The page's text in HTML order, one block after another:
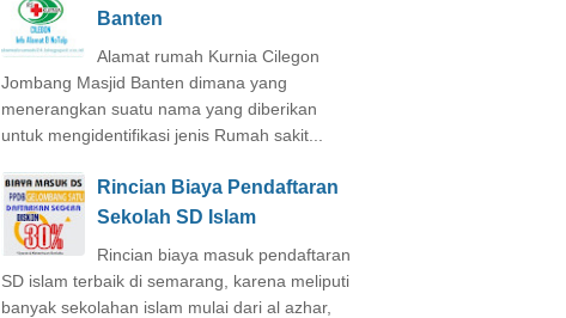
Banten
Alamat rumah Kurnia Cilegon
Jombang Masjid Banten dimana yang
menerangkan suatu nama yang diberikan
untuk mengidentifikasi jenis Rumah sakit...
Rincian Biaya Pendaftaran
Sekolah SD Islam
Rincian biaya masuk pendaftaran
SD islam terbaik di semarang, karena meliputi
banyak sekolahan islam mulai dari al azhar,